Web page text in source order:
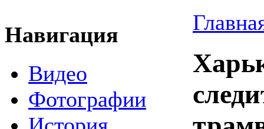
Навигация
Видео
Фотографии